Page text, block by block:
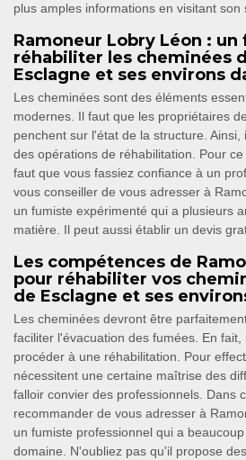
plus amples informations en visitant son
Ramoneur Lobry Léon :
réhabiliter les cheminées
Esclagne et ses environs
Les cheminées sont des éléments
modernes. Il faut que les propriétaires
penchent sur l'état de la structure. Ainsi,
des opérations de réhabilitation. Pour
faut que vous fassiez confiance à un
vous conseiller de vous adresser à
un fumiste expérimenté qui a plusieurs
matière. Il peut aussi établir un devis
Les compétences de
pour réhabiliter vos
de Esclagne et ses
Les cheminées devront être
faciliter l'évacuation des fumées. En fait,
procéder à une réhabilitation. Pour
nécessitent une certaine maîtrise des
falloir convier des professionnels. Dans
recommander de vous adresser à
un fumiste professionnel qui a
domaine. N'oubliez pas qu'il propose